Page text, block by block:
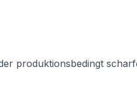
produktionsbedingt